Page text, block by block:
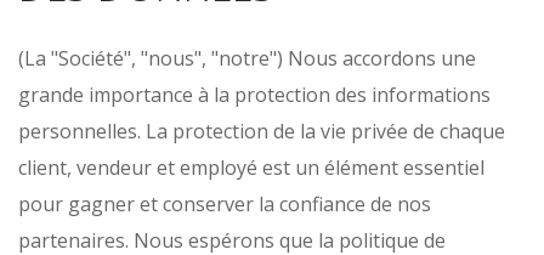
Recherche
(La "Société", "nous", "notre") Nous accordons une
grande importance à la protection des informations
personnelles. La protection de la vie privée de chaque
client, vendeur et employé est un élément essentiel
pour gagner et conserver la confiance de nos
partenaires. Nous espérons que la politique de